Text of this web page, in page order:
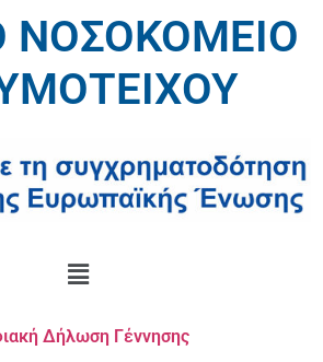
ΝΟΣΟΚΟΜΕΙΟ
Δήλωση Γέννησης